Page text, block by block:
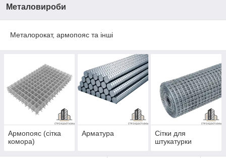
Металовироби
Металорокат, армопояс та інші
Армопояс (сітка
комора)
Арматура
Сітки для
штукатурки